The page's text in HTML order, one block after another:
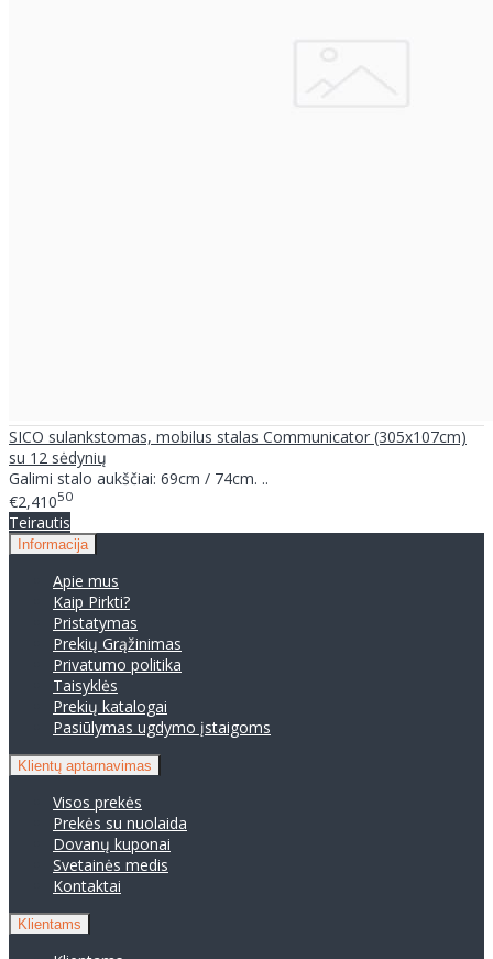
SICO sulankstomas, mobilus stalas Communicator (305x107cm)
su 12 sėdynių
Galimi stalo aukščiai: 69cm / 74cm. ..
€2,41050
Teirautis
Informacija
Apie mus
Kaip Pirkti?
Pristatymas
Prekių Grąžinimas
Privatumo politika
Taisyklės
Prekių katalogai
Pasiūlymas ugdymo įstaigoms
Klientų aptarnavimas
Visos prekės
Prekės su nuolaida
Dovanų kuponai
Svetainės medis
Kontaktai
Klientams